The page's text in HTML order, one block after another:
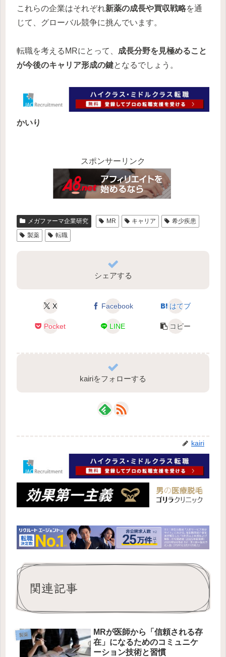
これらの企業はそれぞれ新薬の成長や買収戦略を通
じて、グローバル競争に挑んでいます。
転職を考えるMRにとって、 成長分野を見極めること
が今後のキャリア形成の鍵となるでしょう。
かいり
スポンサーリンク
メガファーマ企業研究 MR キャリア
希少疾患
製薬
転職
シェアする
X Facebook はてブ
Pocket LINE コピー
kairiをフォローする
kairi
関連記事
製薬
MRが医師から「信頼される存
在」になるためのコミュニケ
ーション技術と習慣